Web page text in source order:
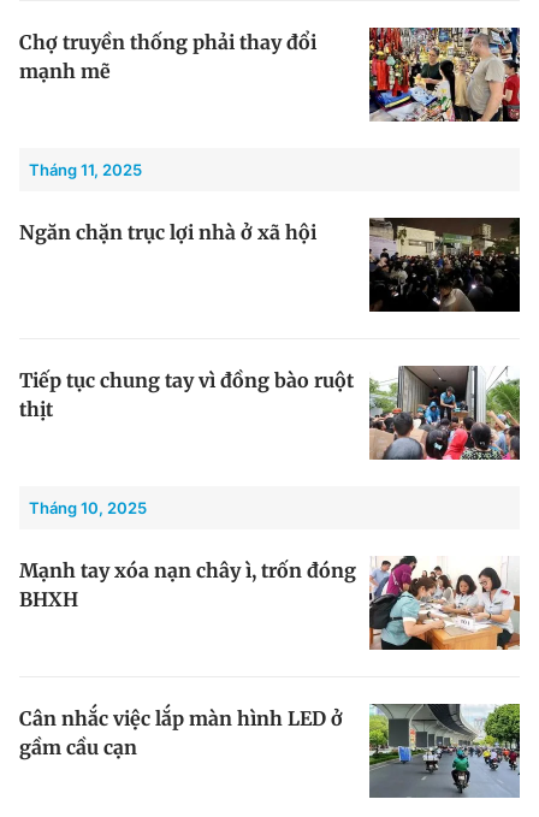
Chợ truyền thống phải thay đổi
mạnh mẽ
Tháng 11, 2025
Ngăn chặn trục lợi nhà ở xã hội
Tiếp tục chung tay vì đồng bào ruột
thịt
Tháng 10, 2025
Mạnh tay xóa nạn chây ì, trốn đóng
BHXH
Cân nhắc việc lắp màn hình LED ở
gầm cầu cạn